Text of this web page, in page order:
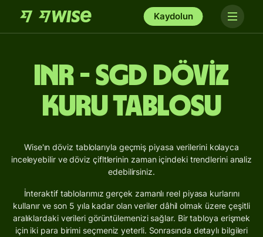
Kaydolun
INR - SGD Döviz
Kuru Tablosu
Wise'ın döviz tablolarıyla geçmiş piyasa verilerini kolayca
inceleyebilir ve döviz çifltlerinin zaman içindeki trendlerini analiz
edebilirsiniz.
İnteraktif tablolarımız gerçek zamanlı reel piyasa kurlarını
kullanır ve son 5 yıla kadar olan veriler dâhil olmak üzere çeşitli
aralıklardaki verileri görüntülemenizi sağlar. Bir tabloya erişmek
için iki para birimi seçmeniz yeterli. Sonrasında detaylı bilgileri